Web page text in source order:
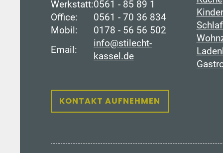
Werkstatt:0561 - 85 89 1
Office:
0561 - 70 36 834
Mobil:
0178 - 56 56 502
Email:
info@stilecht-
kassel.de
KONTAKT AUFNEHMEN